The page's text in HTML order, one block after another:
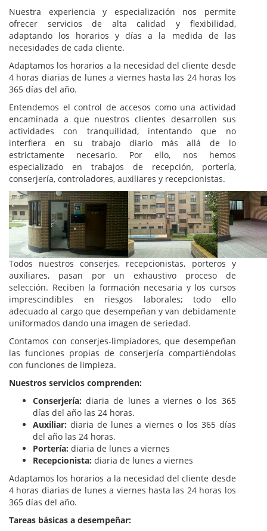
Nuestra experiencia y especialización nos permite
ofrecer servicios de alta calidad y flexibilidad,
adaptando los horarios y días a la medida de las
necesidades de cada cliente.
Adaptamos los horarios a la necesidad del cliente desde
4 horas diarias de lunes a viernes hasta las 24 horas los
365 días del año.
Entendemos el control de accesos como una actividad
encaminada a que nuestros clientes desarrollen sus
actividades con tranquilidad, intentando que no
interfiera en su trabajo diario más allá de lo
estrictamente necesario. Por ello, nos hemos
especializado en trabajos de recepción, portería,
conserjería, controladores, auxiliares y recepcionistas.
Todos nuestros conserjes, recepcionistas, porteros y
auxiliares, pasan por un exhaustivo proceso de
selección. Reciben la formación necesaria y los cursos
imprescindibles en riesgos laborales; todo ello
adecuado al cargo que desempeñan y van debidamente
uniformados dando una imagen de seriedad.
Contamos con conserjes-limpiadores, que desempeñan
las funciones propias de conserjería compartiéndolas
con funciones de limpieza.
Nuestros servicios comprenden:
Conserjería: diaria de lunes a viernes o los 365
días del año las 24 horas.
Auxiliar: diaria de lunes a viernes o los 365 días
del año las 24 horas.
Portería: diaria de lunes a viernes
Recepcionista: diaria de lunes a viernes
Adaptamos los horarios a la necesidad del cliente desde
4 horas diarias de lunes a viernes hasta las 24 horas los
365 días del año.
Tareas básicas a desempeñar: